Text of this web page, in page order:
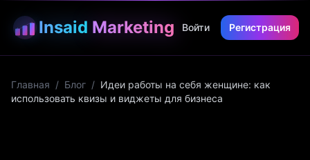
Insaid Marketing Войти Регистрация
Главная / Блог / Идеи работы на себя женщине: как
использовать квизы и виджеты для бизнеса